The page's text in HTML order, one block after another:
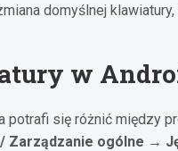
domyślnej
w
się różnić między
Zarządzanie ogólne →